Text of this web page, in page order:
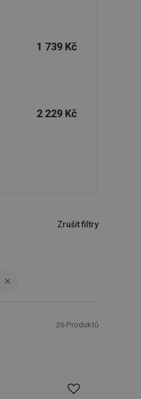
1 739 Kč
2 229 Kč
Zrušit filtry
26 Produktů